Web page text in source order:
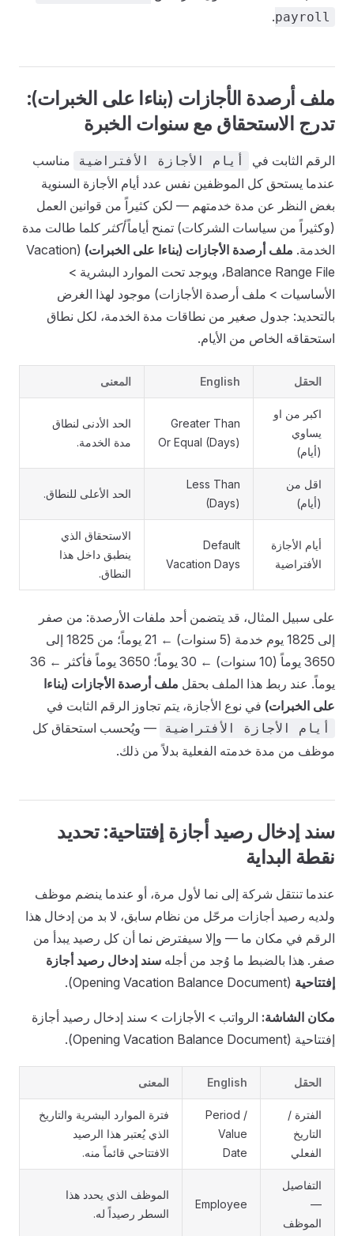
payroll
.
ملف أرصدة الأجازات (بناءا على الخبرات):
تدرج الاستحقاق مع سنوات الخبرة
الرقم الثابت في أيام الأجازة الأفتراضية
مناسب
عندما يستحق كل الموظفين نفس عدد أيام الأجازة السنوية
بغض النظر عن مدة خدمتهم — لكن كثيراً من قوانين العمل
(وكثيراً من سياسات الشركات) تمنح أياماًأكثر كلما طالت مدة
الخدمة. ملف أرصدة الأجازات (بناءا على الخبرات) (Vacation
Balance Range File، ويوجد تحت الموارد البشرية >
الأساسيات > ملف أرصدة الأجازات) موجود لهذا الغرض
بالتحديد: جدول صغير من نطاقات مدة الخدمة، لكل نطاق
استحقاقه الخاص من الأيام.
الحقل English المعنى
اكبر من او
يساوي
(أيام)
Greater Than
Or Equal (Days)
الحد الأدنى لنطاق
مدة الخدمة.
اقل من
(أيام)
Less Than
(Days)
الحد الأعلى للنطاق.
أيام الأجازة
الأفتراضية
Default
Vacation Days
الاستحقاق الذي
ينطبق داخل هذا
النطاق.
على سبيل المثال، قد يتضمن أحد ملفات الأرصدة: من صفر
إلى 1825 يوم خدمة (5 سنوات) ← 21 يوماً؛ من 1825 إلى
3650 يوماً (10 سنوات) ← 30 يوماً؛ 3650 يوماً فأكثر ← 36
يوماً. عند ربط هذا الملف بحقل ملف أرصدة الأجازات (بناءا
على الخبرات) في نوع الأجازة، يتم تجاوز الرقم الثابت في
أيام الأجازة الأفتراضية
— ويُحسب استحقاق كل
موظف من مدة خدمته الفعلية بدلاً من ذلك.
سند إدخال رصيد أجازة إفتتاحية: تحديد
نقطة البداية
عندما تنتقل شركة إلى نما لأول مرة، أو عندما ينضم موظف
ولديه رصيد أجازات مرحّل من نظام سابق، لا بد من إدخال هذا
الرقم في مكان ما — وإلا سيفترض نما أن كل رصيد يبدأ من
صفر. هذا بالضبط ما وُجد من أجله سند إدخال رصيد أجازة
إفتتاحية (Opening Vacation Balance Document).
مكان الشاشة: الرواتب > الأجازات > سند إدخال رصيد أجازة
إفتتاحية (Opening Vacation Balance Document).
الحقل English المعنى
الفترة /
التاريخ
الفعلي
Period /
Value
Date
فترة الموارد البشرية والتاريخ
الذي يُعتبر هذا الرصيد
الافتتاحي قائماً منه.
التفاصيل
—
الموظف
Employee
الموظف الذي يحدد هذا
السطر رصيداً له.